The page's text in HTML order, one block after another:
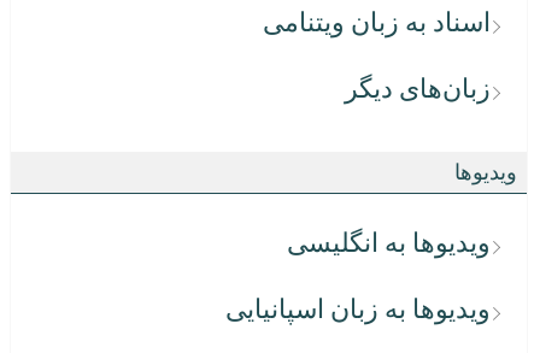
اسناد به زبان ویتنامی
زبان‌های دیگر
ویدیوها
ویدیوها به انگلیسی
ویدیوها به زبان اسپانیایی